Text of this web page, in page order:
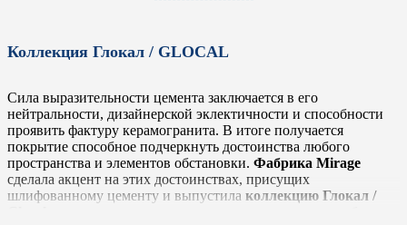
Коллекция Глокал / GLOCAL
Сила выразительности цемента заключается в его
нейтральности, дизайнерской эклектичности и способности
проявить фактуру керамогранита. В итоге получается
покрытие способное подчеркнуть достоинства любого
пространства и элементов обстановки. Фабрика Mirage
сделала акцент на этих достоинствах, присущих
шлифованному цементу и выпустила коллекцию Глокал /